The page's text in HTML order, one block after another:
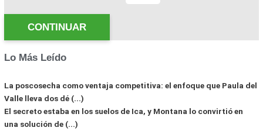
CONTINUAR
Lo Más Leído
La poscosecha como ventaja competitiva: el enfoque que Paula del
Valle lleva dos dé (...)
El secreto estaba en los suelos de Ica, y Montana lo convirtió en
una solución de (...)